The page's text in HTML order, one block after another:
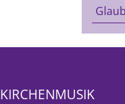
KIRCHENMUSIK